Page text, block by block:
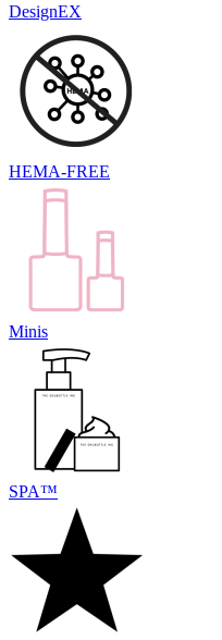
DesignEX
HEMA-FREE
Minis
SPA™